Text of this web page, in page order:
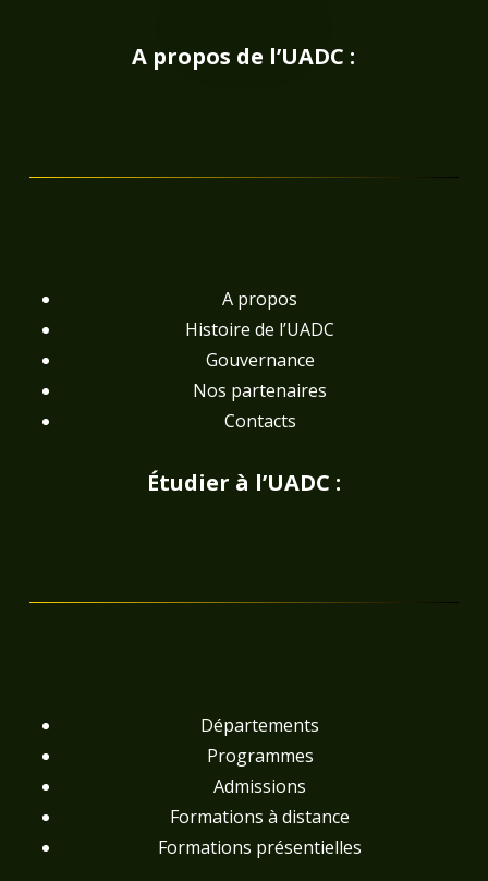
A propos de l’UADC :
A propos
Histoire de l’UADC
Gouvernance
Nos partenaires
Contacts
Étudier à l’UADC :
Départements
Programmes
Admissions
Formations à distance
Formations présentielles